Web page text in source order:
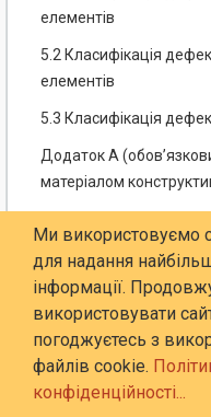
елементів
5.2 Класифікація
елементів
5.3 Класифікація
Додаток А
матеріалом
Додаток Б
мостового полотна
Додаток В
прогонових будов
Додаток Г
опорних частин
Ми використовуємо
для надання
інформації.
використовувати
погоджуєтесь з
файлів cookie.
конфіденційності...